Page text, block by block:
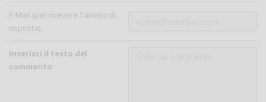
E-Mail (per ricevere l'avviso di
risposta)
Inserisci il testo del
commento